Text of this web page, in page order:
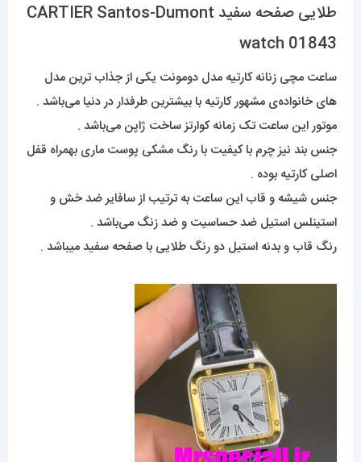
طلایی صفحه سفید CARTIER Santos-Dumont
watch 01843
ساعت مچی زنانه کارتیه مدل دومونت یکی از جذاب ترین مدل
های خانواده‌ی مشهور کارتیه با بیشترین طرفدار در دنیا می‌باشد .
موتور این ساعت تک زمانه کوارتز ساخت ژاپن می‌باشد .
جنس بند نیز چرم با کیفیت با رنگ مشکی پوست ماری بهمراه قفل
اصلی کارتیه بوده .
جنس شیشه و قاب این ساعت به ترتیب از سافایر ضد خش و
استینلس استیل ضد حساسیت و ضد زنگ می‌باشد .
رنگ قاب و بدنه استیل دو رنگ طلایی با صفحه سفید میباشد .